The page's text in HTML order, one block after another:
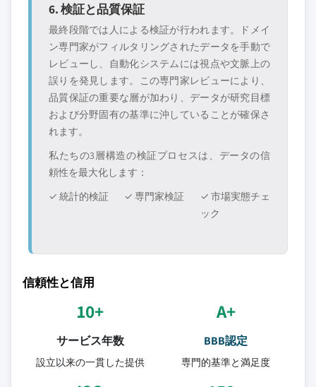
6. 検証と品質保証
最終段階では人による検証が行われます。ドメイ
ン専門家がフィルタリングされたデータを手動で
レビューし、自動化システムには視点や文脈上の
誤りを発見します。この専門家レビューにより、
品質保証の重要な層が加わり、データが研究目標
および分野固有の基準に沖していることが確保さ
れます。
私たちの3層構造の検証プロセスは、データの信
頼性を最大化します：
✓ 統計的検証
✓ 専門家検証
✓ 市場実態チェ
ック
信頼性と信用
10+
サービス年数
設立以来の一貫した提供
A+
BBB認定
専門的基準と満足度